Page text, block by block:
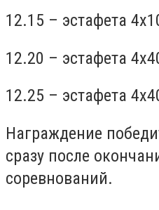
12.15 – эстафета
12.20 – эстафета
12.25 – эстафета
Награждение
сразу после
соревнований.